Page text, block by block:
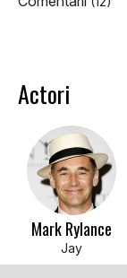
Actori
Mark Rylance
Jay